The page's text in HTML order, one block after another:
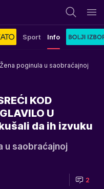
Sport Info
Žena poginula u saobraćajnoj
KOD
U
da ih izvuku
u saobraćajnoj
2